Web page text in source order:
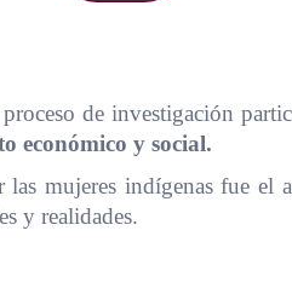
de investigación
económico y social.
las mujeres indígenas fue
y realidades.